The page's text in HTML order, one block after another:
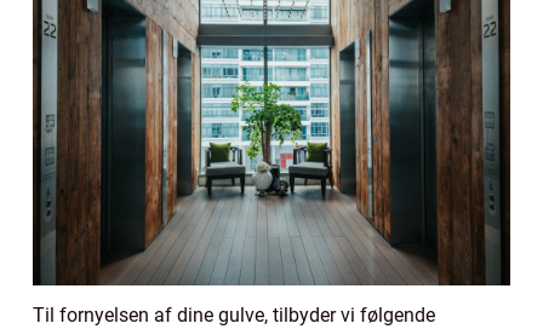
Til fornyelsen af dine gulve, tilbyder vi følgende